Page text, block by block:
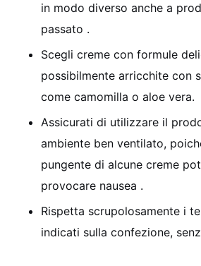
in modo diverso anche a
passato .
Scegli creme con formule
possibilmente arricchite con
come camomilla o aloe vera.
Assicurati di utilizzare il
ambiente ben ventilato,
pungente di alcune creme
provocare nausea .
Rispetta scrupolosamente i
indicati sulla confezione,